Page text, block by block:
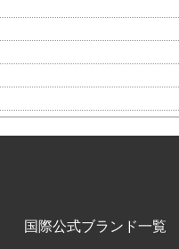
国際公式ブランド一覧